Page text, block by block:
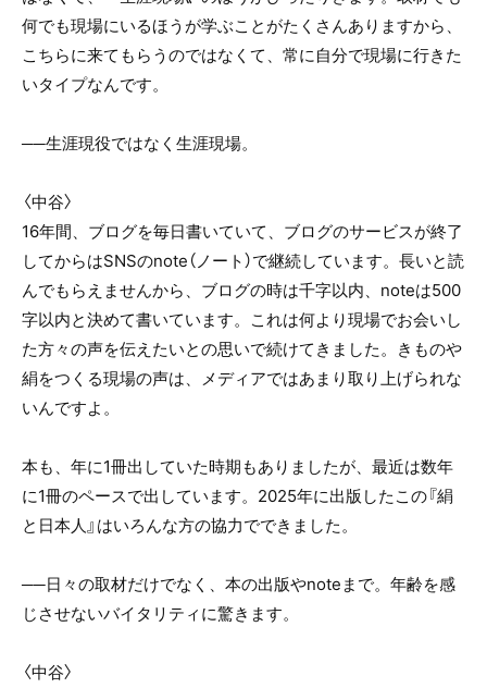
何でも現場にいるほうが学ぶことがたくさんありますから、
こちらに来てもらうのではなくて、常に自分で現場に行きた
いタイプなんです。
──生涯現役ではなく生涯現場。
〈中谷〉
16年間、ブログを毎日書いていて、ブログのサービスが終了
してからはSNSのnote（ノート）で継続しています。長いと読
んでもらえませんから、ブログの時は千字以内、noteは500
字以内と決めて書いています。これは何より現場でお会いし
た方々の声を伝えたいとの思いで続けてきました。きものや
絹をつくる現場の声は、メディアではあまり取り上げられな
いんですよ。
本も、年に1冊出していた時期もありましたが、最近は数年
に1冊のペースで出しています。2025年に出版したこの『絹
と日本人』はいろんな方の協力でできました。
──日々の取材だけでなく、本の出版やnoteまで。年齢を感
じさせないバイタリティに驚きます。
〈中谷〉